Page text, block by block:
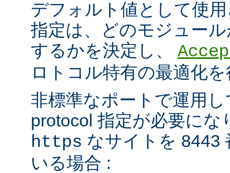
デフォルト値として使
指定は、どのモジュー
するかを決定し、
ロトコル特有の最適化
非標準なポートで運用
protocol 指定が必要に
https なサイトを 8443
いる場合 :